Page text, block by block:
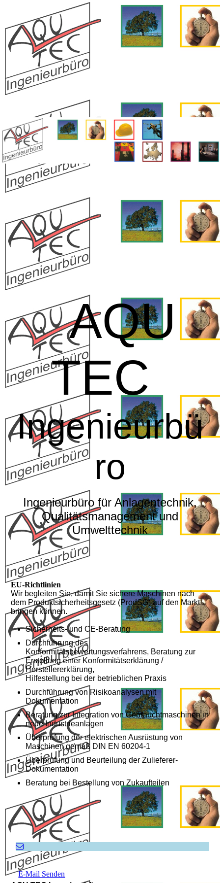
AQU
TEC
Ingenieurbü
ro
Ingenieurbüro für Anlagentechnik,
Qualitätsmanagement und
Umwelttechnik
EU-Richtlinien
Wir begleiten Sie, damit Sie sichere Maschinen nach
dem Produktsicherheitsgesetz (ProdSG) auf den Markt
bringen können.
Sicherheits- und CE-Beratung
Durchführung des
Konformitätsbewertungsverfahrens, Beratung zur
Erstellung einer Konformitätserklärung /
Herstellererklärung,
Hilfestellung bei der betrieblichen Praxis
Durchführung von Risikoanalysen mit
Dokumentation
Beratung zur Integration von Gebrauchtmaschinen in
neue Industrieanlagen
Überprüfung der elektrischen Ausrüstung von
Maschinen gemäß DIN EN 60204-1
Überprüfung und Beurteilung der Zulieferer-
Dokumentation
Beratung bei Bestellung von Zukaufteilen
E-Mail Senden